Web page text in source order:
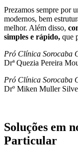
Prezamos sempre por
modernos, bem
melhor. Além disso,
simples e rápido, que
Pró Clínica Sorocaba
Drª Quezia Pereira
Pró Clínica Sorocaba
Drº Miken Muller
Soluções em
Particular